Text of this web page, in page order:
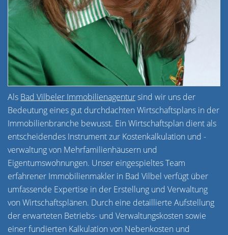
Als Bad Vilbeler Immobilienagentursind wir uns der
Bedeutung eines gut durchdachten Wirtschaftsplans in der
Immobilienbranche bewusst. Ein Wirtschaftsplan dient als
entscheidendes Instrument zur Kostenkalkulation und -
verwaltung von Mehrfamilienhäusern und
Eigentumswohnungen. Unser eingespieltes Team
erfahrener Immobilienmakler in Bad Vilbel verfügt über
umfassende Expertise in der Erstellung und Verwaltung
von Wirtschaftsplänen. Durch eine detaillierte Aufstellung
der erwarteten Betriebs- und Verwaltungskosten sowie
einer fundierten Kalkulation von Nebenkosten und